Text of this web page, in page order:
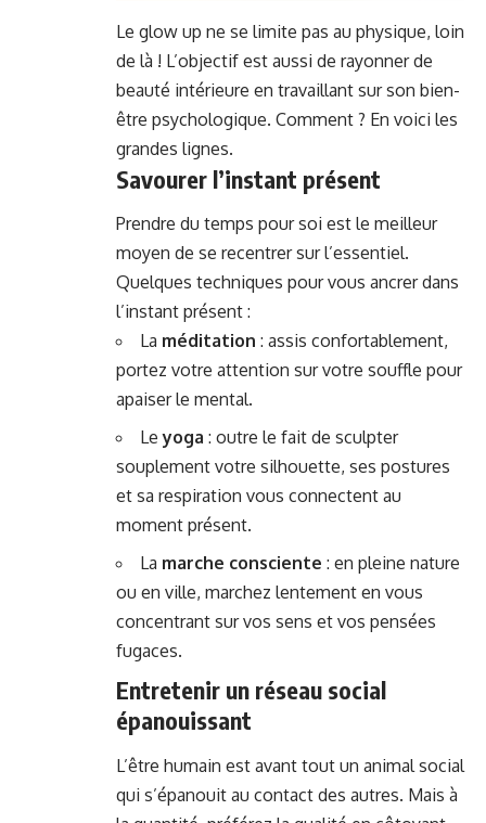
Le glow up ne se limite pas au physique, loin
de là ! L’objectif est aussi de rayonner de
beauté intérieure en travaillant sur son bien-
être psychologique. Comment ? En voici les
grandes lignes.
Savourer l’instant présent
Prendre du temps pour soi est le meilleur
moyen de se recentrer sur l’essentiel.
Quelques techniques pour vous ancrer dans
l’instant présent :
La méditation : assis confortablement,
portez votre attention sur votre souffle pour
apaiser le mental.
Leyoga : outre le fait de sculpter
souplement votre silhouette, ses postures
et sa respiration vous connectent au
moment présent.
La marche consciente : en pleine nature
ou en ville, marchez lentement en vous
concentrant sur vos sens et vos pensées
fugaces.
Entretenir un réseau social
épanouissant
L’être humain est avant tout un animal social
qui s’épanouit au contact des autres. Mais à